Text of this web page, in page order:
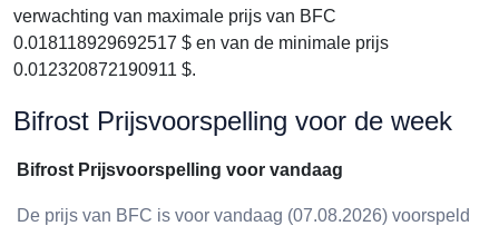
verwachting van maximale prijs van BFC
0.018118929692517 $ en van de minimale prijs
0.012320872190911 $.
Bifrost Prijsvoorspelling voor de week
Bifrost Prijsvoorspelling voor vandaag
De prijs van BFC is voor vandaag (07.08.2026) voorspeld